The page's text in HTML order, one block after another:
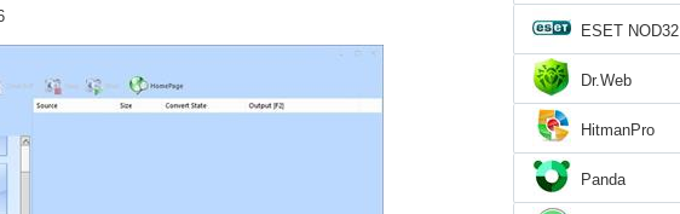
ESET NOD32
Dr.Web
HitmanPro
Panda